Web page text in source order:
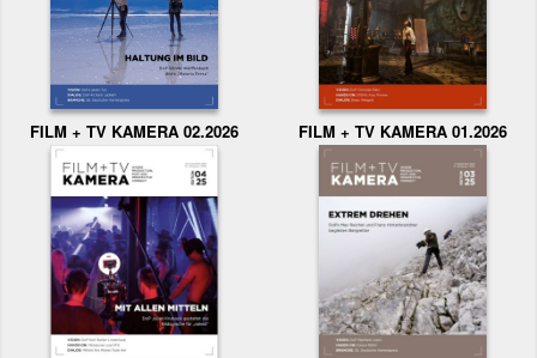
FILM + TV KAMERA 02.2026 FILM + TV KAMERA 01.2026